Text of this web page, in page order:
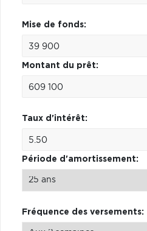
Mise de fonds:
Montant du prêt:
Taux d'intérêt:
Période d'amortissement:
Fréquence des versements: